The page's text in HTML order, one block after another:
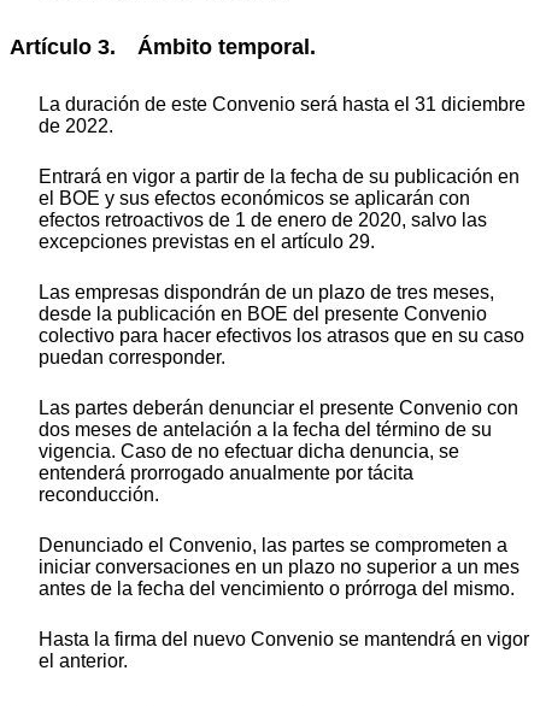
Artículo 3. Ámbito temporal.
La duración de este Convenio será hasta el 31 diciembre
de 2022.
Entrará en vigor a partir de la fecha de su publicación en
el BOE y sus efectos económicos se aplicarán con
efectos retroactivos de 1 de enero de 2020, salvo las
excepciones previstas en el artículo 29.
Las empresas dispondrán de un plazo de tres meses,
desde la publicación en BOE del presente Convenio
colectivo para hacer efectivos los atrasos que en su caso
puedan corresponder.
Las partes deberán denunciar el presente Convenio con
dos meses de antelación a la fecha del término de su
vigencia. Caso de no efectuar dicha denuncia, se
entenderá prorrogado anualmente por tácita
reconducción.
Denunciado el Convenio, las partes se comprometen a
iniciar conversaciones en un plazo no superior a un mes
antes de la fecha del vencimiento o prórroga del mismo.
Hasta la firma del nuevo Convenio se mantendrá en vigor
el anterior.